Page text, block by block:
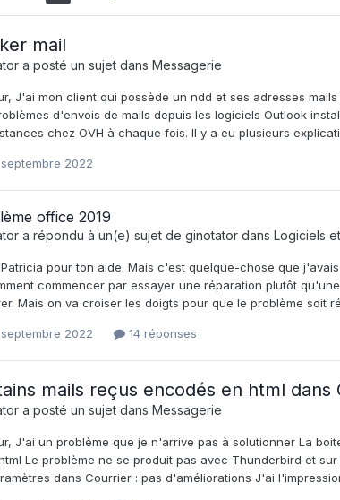
mail
a posté un sujet dans Messagerie
J'ai mon client qui possède un ndd et ses adresses
d'envois de mails depuis les logiciels Outlook
chez OVH à chaque fois. Il y a eu plusieurs
2022
office 2019
a répondu à un(e) sujet de ginotator dans Logiciels
pour ton aide. Mais c'est quelque-chose que
commencer par essayer une réparation plutôt
Mais on va croiser les doigts pour que le problème soit
2022 14 réponses
mails reçus encodés en html dans
a posté un sujet dans Messagerie
J'ai un problème que je n'arrive pas à solutionner La
Le problème ne se produit pas avec Thunderbird et
dans Courrier : pas d'améliorations J'ai